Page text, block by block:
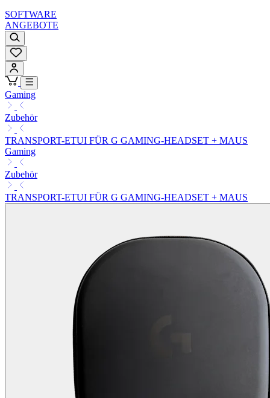
SOFTWARE
ANGEBOTE
Gaming
Zubehör
TRANSPORT-ETUI FÜR G GAMING-HEADSET + MAUS
Gaming
Zubehör
TRANSPORT-ETUI FÜR G GAMING-HEADSET + MAUS